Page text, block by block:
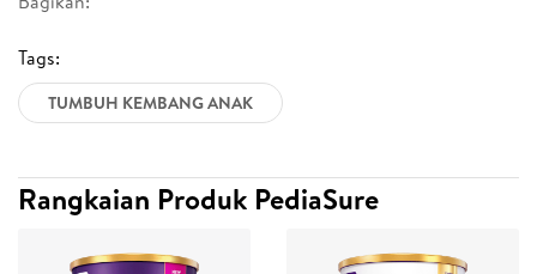
Tags:
TUMBUH KEMBANG ANAK
Rangkaian Produk PediaSure